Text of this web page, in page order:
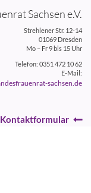
Sachsen e.V.
Strehlener Str. 12-14
01069 Dresden
Mo – Fr 9 bis 15 Uhr
Telefon: 0351 472 10 62
E-Mail:
sachsen.de